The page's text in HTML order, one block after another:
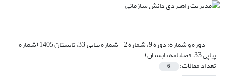
دوره و شماره: دوره 9، شماره 2 - شماره پیاپی 33، تابستان 1405 (شماره
پیاپی 33، فصلنامه تابستان)
تعداد مقالات: 6